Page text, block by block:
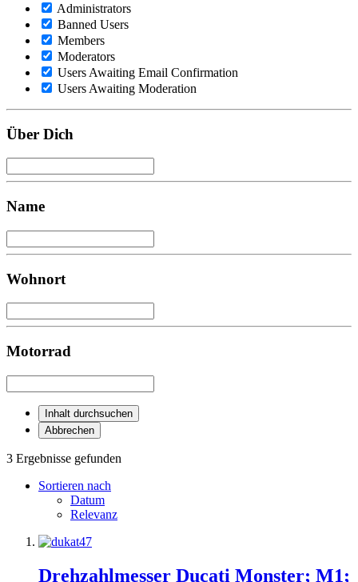
Administrators
Banned Users
Members
Moderators
Users Awaiting Email Confirmation
Users Awaiting Moderation
Über Dich
Name
Wohnort
Motorrad
Inhalt durchsuchen
Abbrechen
3 Ergebnisse gefunden
Sortieren nach
Datum
Relevanz
Drehzahlmesser Ducati Monster; M1;